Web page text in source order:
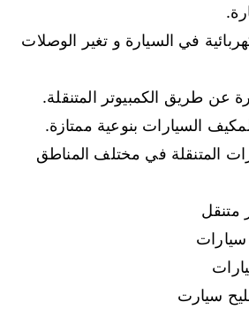
في السيارة و تغير الوصلات
عن طريق الكمبيوتر المتنقلة.
السيارات بنوعية ممتازة.
المتنقلة في مختلف المناطق
متنقل
سيارت